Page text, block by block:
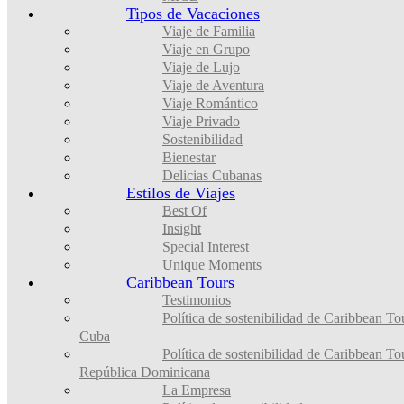
Tipos de Vacaciones
Viaje de Familia
Viaje en Grupo
Viaje de Lujo
Viaje de Aventura
Viaje Romántico
Viaje Privado
Sostenibilidad
Bienestar
Delicias Cubanas
Estilos de Viajes
Best Of
Insight
Special Interest
Unique Moments
Caribbean Tours
Testimonios
Política de sostenibilidad de Caribbean
Cuba
Política de sostenibilidad de Caribbean
República Dominicana
La Empresa